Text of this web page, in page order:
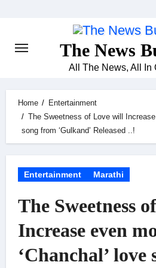
The News
All The News, All In
Home
Entertainment
The Sweetness of Love will Increase
song from ‘Gulkand’ Released ..!
Entertainment Marathi
The Sweetness
Increase even
‘Chanchal’ love